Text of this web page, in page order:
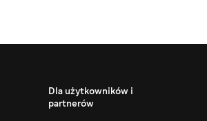
Dla użytkowników i
partnerów